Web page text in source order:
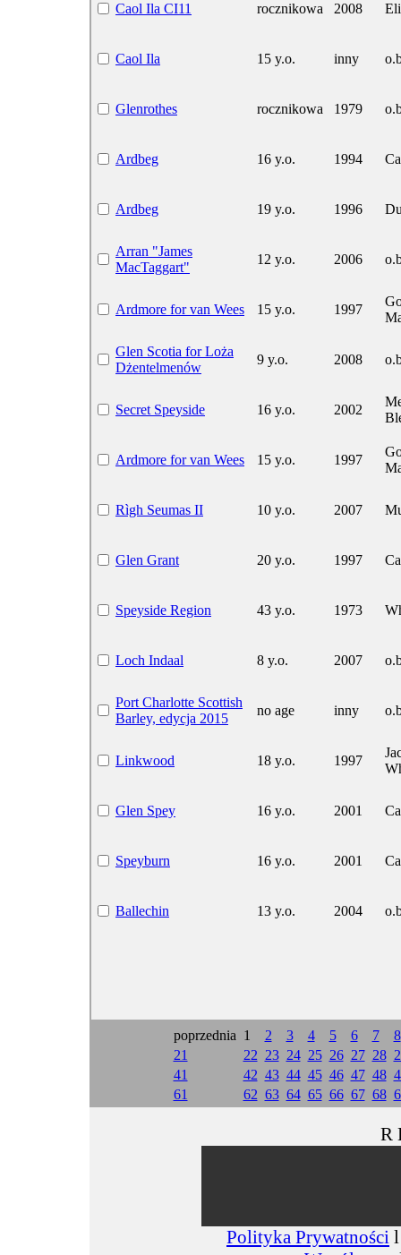
Caol Ila CI11 rocznikowa 2008
Caol Ila 15 y.o. inny
Glenrothes rocznikowa 1979
Ardbeg 16 y.o. 1994
Ardbeg 19 y.o. 1996
Arran "James
MacTaggart"
12 y.o. 2006
Ardmore for van Wees 15 y.o. 1997
Glen Scotia for Loża
Dżentelmenów
9 y.o. 2008
Secret Speyside 16 y.o. 2002
Ardmore for van Wees 15 y.o. 1997
Rìgh Seumas II 10 y.o. 2007
Glen Grant 20 y.o. 1997
Speyside Region 43 y.o. 1973
Loch Indaal 8 y.o. 2007
Port Charlotte Scottish
Barley, edycja 2015
no age inny
Linkwood 18 y.o. 1997
Glen Spey 16 y.o. 2001
Speyburn 16 y.o. 2001
Ballechin 13 y.o. 2004
poprzednia 1 2 3 4 5 6 7
8
21
22 23 24 25 26 27 28
41
42 43 44 45 46 47 48
61
62 63 64 65 66 67 68
R
Polityka Prywatności